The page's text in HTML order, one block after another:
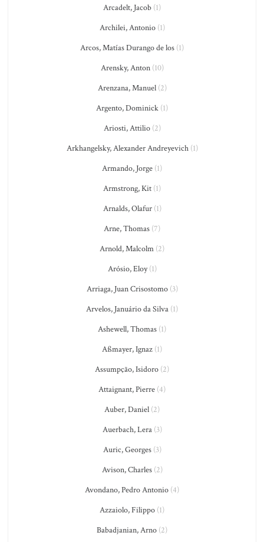
Arcadelt, Jacob (1)
Archilei, Antonio(1)
Arcos, Matías Durango de los (1)
Arensky, Anton(10)
Arenzana, Manuel(2)
Argento, Dominick (1)
Ariosti, Attilio(2)
Arkhangelsky, Alexander Andreyevich(1)
Armando, Jorge (1)
Armstrong, Kit (1)
Arnalds, Olafur(1)
Arne, Thomas (7)
Arnold, Malcolm (2)
Arósio, Eloy(1)
Arriaga, Juan Crisostomo(3)
Arvelos, Januário da Silva (1)
Ashewell, Thomas (1)
Aßmayer, Ignaz (1)
Assumpção, Isidoro (2)
Attaignant, Pierre (4)
Auber, Daniel (2)
Auerbach, Lera(3)
Auric, Georges(3)
Avison, Charles(2)
Avondano, Pedro Antonio (4)
Azzaiolo, Filippo (1)
Babadjanian, Arno (2)